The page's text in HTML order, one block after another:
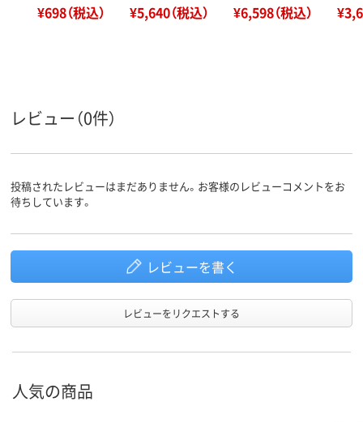
¥698（税込） ¥5,640（税込） ¥6,598（税込）
レビュー（0件）
投稿されたレビューはまだありません。お客様のレビューコメントをお
待ちしています。
レビューを書く
レビューをリクエストする
人気の商品